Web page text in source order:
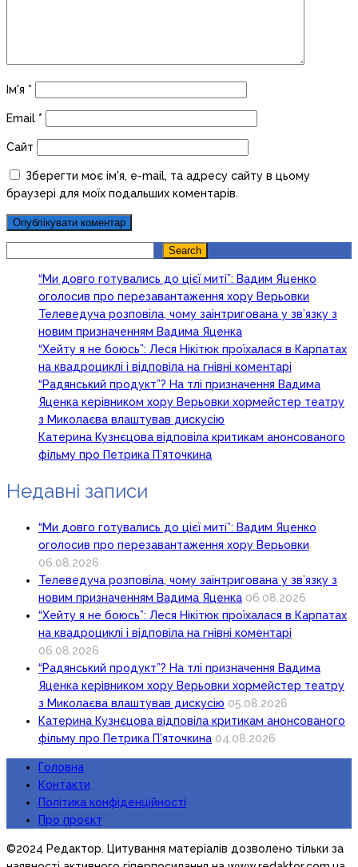
Ім'я *
Email *
Сайт
Зберегти моє ім'я, e-mail, та адресу сайту в цьому
браузері для моїх подальших коментарів.
Search
“Ми довго готувались до цієї миті”: Вадим Яценко
оголосив про перезавантаження хору Верьовки
Телеведуча розповіла, чому заінтригована у зв’язку з
новим призначенням Вадима Яценка
“Хейту я не боюсь”: Леся Нікітюк проїхалася в Карпатах
на квадроциклі і відповіла на гнівні коментарі
“Радянський продукт”? На тлі призначення Вадима
Яценка керівником хору Верьовки хормейстер театру
з Миколаєва влаштував дискусію
Катерина Кузнєцова відповіла критикам анонсованого
фільму про Петрика П’яточкина
Недавні записи
“Ми довго готувались до цієї миті”: Вадим Яценко
оголосив про перезавантаження хору Верьовки
06.08.2026
Телеведуча розповіла, чому заінтригована у зв’язку з
новим призначенням Вадима Яценка 06.08.2026
“Хейту я не боюсь”: Леся Нікітюк проїхалася в Карпатах
на квадроциклі і відповіла на гнівні коментарі
06.08.2026
“Радянський продукт”? На тлі призначення Вадима
Яценка керівником хору Верьовки хормейстер театру
з Миколаєва влаштував дискусію 05.08.2026
Катерина Кузнєцова відповіла критикам анонсованого
фільму про Петрика П’яточкина 04.08.2026
Головна
Контакти
Політика конфіденційності
Про проєкт
©2024 Редактор. Цитування матеріалів дозволено тільки за